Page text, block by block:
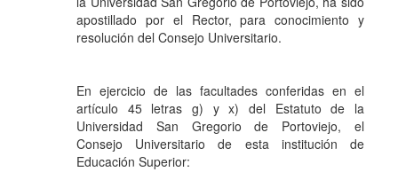
apostillado por el Rector, para conocimiento y
resolución del Consejo Universitario.
En ejercicio de las facultades conferidas en el
artículo 45 letras g) y x) del Estatuto de la
Universidad San Gregorio de Portoviejo, el
Consejo Universitario de esta institución de
Educación Superior: